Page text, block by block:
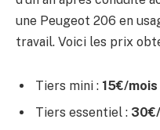
une Peugeot 206 en
travail. Voici les prix
Tiers mini : 15€/mois
Tiers essentiel :